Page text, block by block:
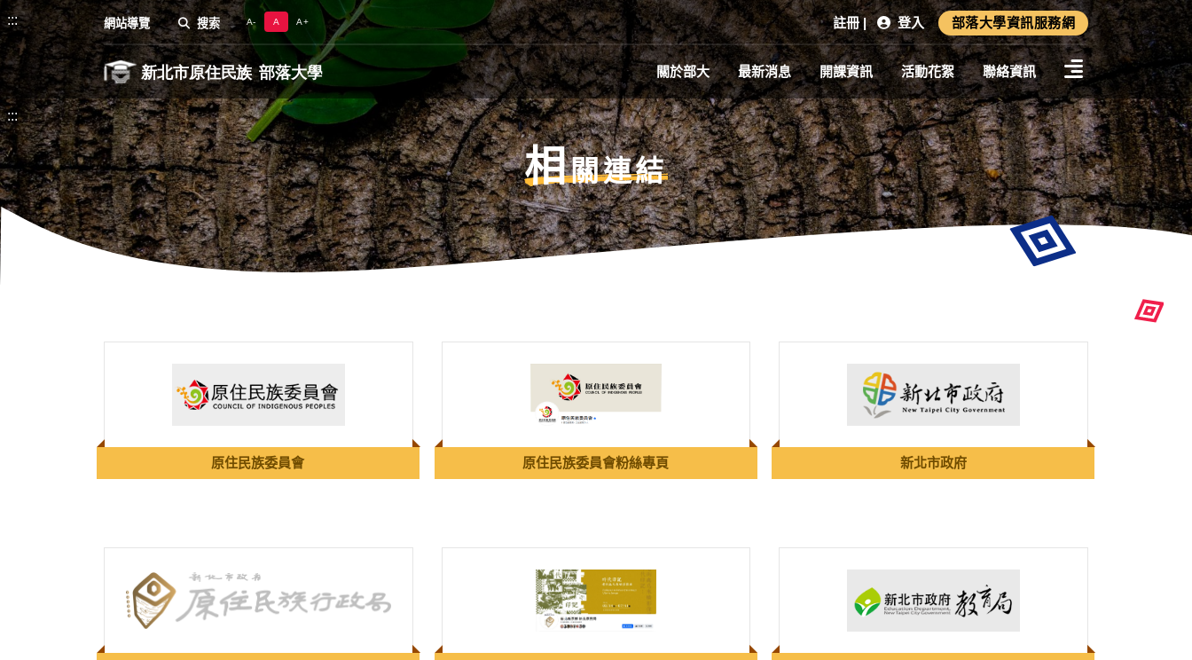
::: 網站導覽 搜索 A- A A+ 註冊 | 登入 部落大學資訊服務網
關於部大 最新消息 開課資訊 活動花絮 聯絡資訊
:::
相關連結
原住民族委員會 原住民族委員會粉絲專頁 新北市政府